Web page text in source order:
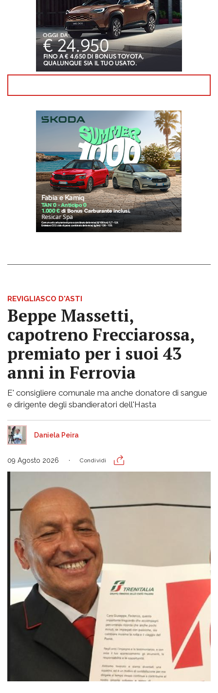
REVIGLIASCO D'ASTI
Beppe Massetti,
capotreno Frecciarossa,
premiato per i suoi 43
anni in Ferrovia
E' consigliere comunale ma anche donatore di sangue
e dirigente degli sbandieratori dell'Hasta
Daniela Peira
09 Agosto 2026 Condividi